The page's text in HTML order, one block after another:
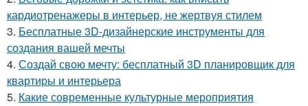
кардиотренажеры в интерьер, не жертвуя стилем
3. Бесплатные 3D-дизайнерские инструменты для
создания вашей мечты
4. Создай свою мечту: бесплатный 3D планировщик для
квартиры и интерьера
5. Какие современные культурные мероприятия